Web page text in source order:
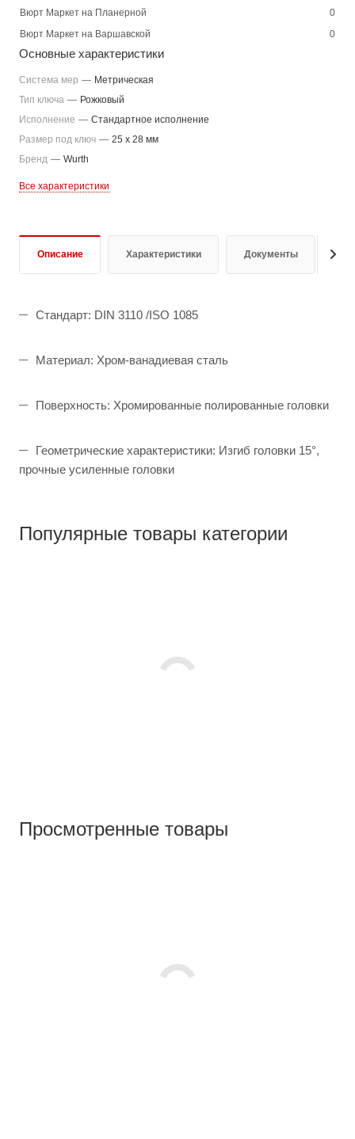
Вюрт Маркет на Планерной
0
Вюрт Маркет на Варшавской
0
Основные характеристики
Система мер — Метрическая
Тип ключа — Рожковый
Исполнение — Стандартное исполнение
Размер под ключ — 25 x 28 мм
Бренд — Wurth
Все характеристики
Описание Характеристики Документы
Стандарт: DIN 3110 /ISO 1085
Материал: Хром-ванадиевая сталь
Поверхность: Хромированные полированные головки
Геометрические характеристики: Изгиб головки 15°,
прочные усиленные головки
Популярные товары категории
Просмотренные товары